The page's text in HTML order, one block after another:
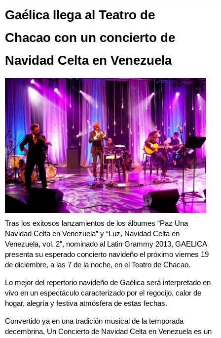
Gaélica llega al Teatro de
Chacao con un concierto de
Navidad Celta en Venezuela
Tras los exitosos lanzamientos de los álbumes “Paz Una
Navidad Celta en Venezuela” y “Luz, Navidad Celta en
Venezuela, vol. 2”, nominado al Latin Grammy 2013, GAELICA
presenta su esperado concierto navideño el próximo viernes 19
de diciembre, a las 7 de la noche, en el Teatro de Chacao.
Lo mejor del repertorio navideño de Gaélica será interpretado en
vivo en un espectáculo caracterizado por el regocijo, calor de
hogar, alegría y festiva atmósfera de estas fechas.
Convertido ya en una tradición musical de la temporada
decembrina, Un Concierto de Navidad Celta en Venezuela es un